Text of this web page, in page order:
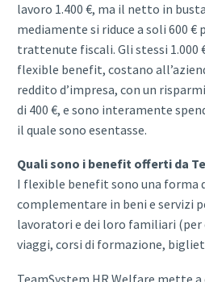
lavoro 1.400 €, ma il netto in
mediamente si riduce a soli 600 €
trattenute fiscali. Gli stessi
flexible benefit, costano
reddito d’impresa, con un
di 400 €, e sono interamente
il quale sono esentasse.
Quali sono i benefit offerti da
I flexible benefit sono una forma
complementare in beni e servizi
lavoratori e dei loro familiari (per
viaggi, corsi di formazione,
TeamSystem HR Welfare mette